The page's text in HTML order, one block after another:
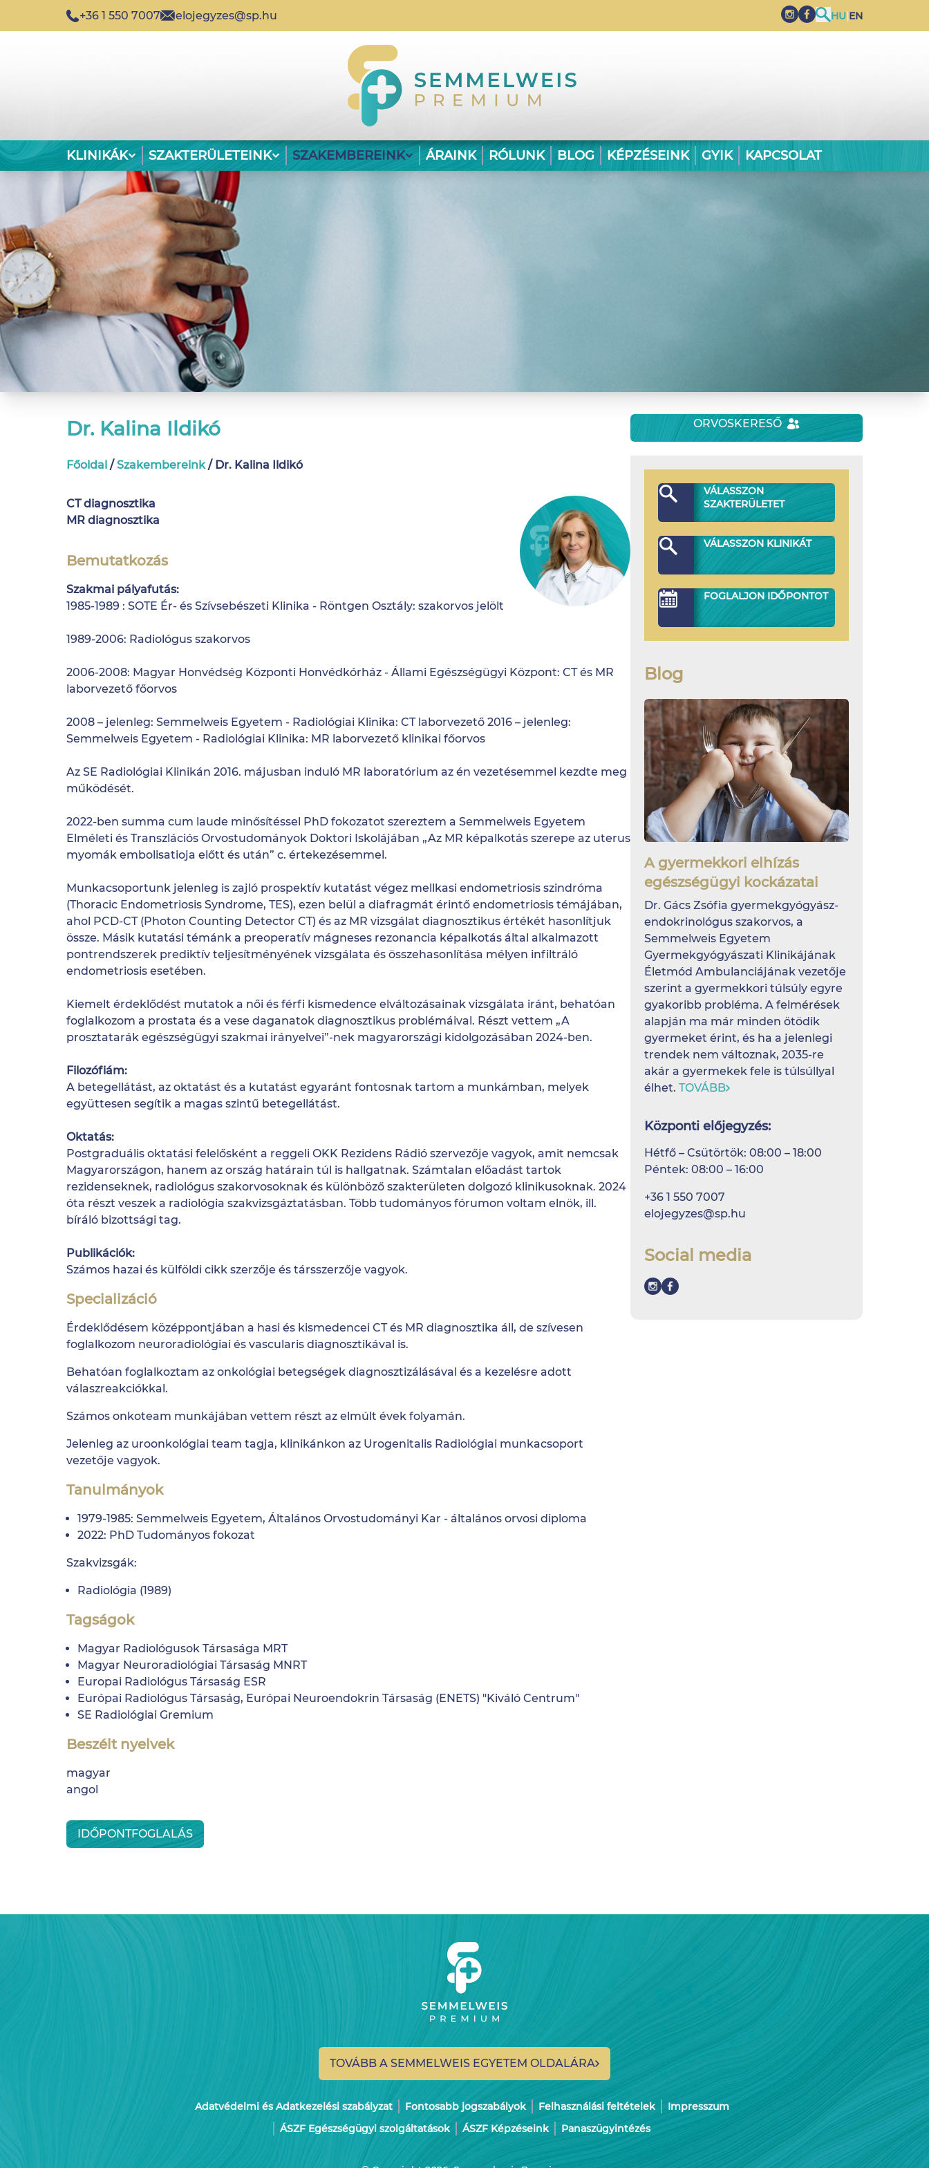
+36 1 550 7007 elojegyzes@sp.hu HU|EN
KLINIKÁK SZAKTERÜLETEINK SZAKEMBEREINK ÁRAINK RÓLUNK BLOG KÉPZÉSEINK GYIK KAPCSOLAT
Dr. Kalina Ildikó
Főoldal / Szakembereink /Dr. Kalina Ildikó
CT diagnosztika
MR diagnosztika
Bemutatkozás
Szakmai pályafutás:
1985-1989 : SOTE Ér- és Szívsebészeti Klinika - Röntgen Osztály: szakorvos jelölt
1989-2006: Radiológus szakorvos
2006-2008: Magyar Honvédség Központi Honvédkórház - Állami Egészségügyi Központ: CT és MR
laborvezető főorvos
2008 – jelenleg: Semmelweis Egyetem - Radiológiai Klinika: CT laborvezető 2016 – jelenleg:
Semmelweis Egyetem - Radiológiai Klinika: MR laborvezető klinikai főorvos
Az SE Radiológiai Klinikán 2016. májusban induló MR laboratórium az én vezetésemmel kezdte meg
működését.
2022-ben summa cum laude minősítéssel PhD fokozatot szereztem a Semmelweis Egyetem
Elméleti és Transzlációs Orvostudományok Doktori Iskolájában „Az MR képalkotás szerepe az uterus
myomák embolisatioja előtt és után” c. értekezésemmel.
Munkacsoportunk jelenleg is zajló prospektív kutatást végez mellkasi endometriosis szindróma
(Thoracic Endometriosis Syndrome, TES), ezen belül a diafragmát érintő endometriosis témájában,
ahol PCD-CT (Photon Counting Detector CT) és az MR vizsgálat diagnosztikus értékét hasonlítjuk
össze. Másik kutatási témánk a preoperatív mágneses rezonancia képalkotás által alkalmazott
pontrendszerek prediktív teljesítményének vizsgálata és összehasonlítása mélyen infiltráló
endometriosis esetében.
Kiemelt érdeklődést mutatok a női és férfi kismedence elváltozásainak vizsgálata iránt, behatóan
foglalkozom a prostata és a vese daganatok diagnosztikus problémáival. Részt vettem „A
prosztatarák egészségügyi szakmai irányelvei”-nek magyarországi kidolgozásában 2024-ben.
Filozófiám:
A betegellátást, az oktatást és a kutatást egyaránt fontosnak tartom a munkámban, melyek
együttesen segítik a magas szintű betegellátást.
Oktatás:
Postgraduális oktatási felelősként a reggeli OKK Rezidens Rádió szervezője vagyok, amit nemcsak
Magyarországon, hanem az ország határain túl is hallgatnak. Számtalan előadást tartok
rezidenseknek, radiológus szakorvosoknak és különböző szakterületen dolgozó klinikusoknak. 2024
óta részt veszek a radiológia szakvizsgáztatásban. Több tudományos fórumon voltam elnök, ill.
bíráló bizottsági tag.
Publikációk:
Számos hazai és külföldi cikk szerzője és társszerzője vagyok.
Specializáció
Érdeklődésem középpontjában a hasi és kismedencei CT és MR diagnosztika áll, de szívesen
foglalkozom neuroradiológiai és vascularis diagnosztikával is.
Behatóan foglalkoztam az onkológiai betegségek diagnosztizálásával és a kezelésre adott
válaszreakciókkal.
Számos onkoteam munkájában vettem részt az elmúlt évek folyamán.
Jelenleg az uroonkológiai team tagja, klinikánkon az Urogenitalis Radiológiai munkacsoport
vezetője vagyok.
Tanulmányok
1979-1985: Semmelweis Egyetem, Általános Orvostudományi Kar - általános orvosi diploma
2022: PhD Tudományos fokozat
Szakvizsgák:
Radiológia (1989)
Tagságok
Magyar Radiológusok Társasága MRT
Magyar Neuroradiológiai Társaság MNRT
Europai Radiológus Társaság ESR
Európai Radiológus Társaság, Európai Neuroendokrin Társaság (ENETS) "Kiváló Centrum"
SE Radiológiai Gremium
Beszélt nyelvek
magyar
angol
IDŐPONTFOGLALÁS
ORVOSKERESŐ
VÁLASSZON
SZAKTERÜLETET
VÁLASSZON KLINIKÁT
FOGLALJON IDŐPONTOT
Blog
A gyermekkori elhízás
egészségügyi kockázatai
Dr. Gács Zsófia gyermekgyógyász-
endokrinológus szakorvos, a
Semmelweis Egyetem
Gyermekgyógyászati Klinikájának
Életmód Ambulanciájának vezetője
szerint a gyermekkori túlsúly egyre
gyakoribb probléma. A felmérések
alapján ma már minden ötödik
gyermeket érint, és ha a jelenlegi
trendek nem változnak, 2035-re
akár a gyermekek fele is túlsúllyal
élhet. TOVÁBB
Központi előjegyzés:
Hétfő – Csütörtök: 08:00 – 18:00
Péntek: 08:00 – 16:00
+36 1 550 7007
elojegyzes@sp.hu
Social media
TOVÁBB A SEMMELWEIS EGYETEM OLDALÁRA
Adatvédelmi és Adatkezelési szabályzat Fontosabb jogszabályok Felhasználási feltételek
Impresszum
ÁSZF Egészségügyi szolgáltatások
ÁSZF Képzéseink Panaszügyintézés